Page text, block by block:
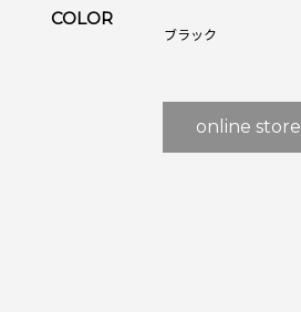
COLOR
ブラック
online store